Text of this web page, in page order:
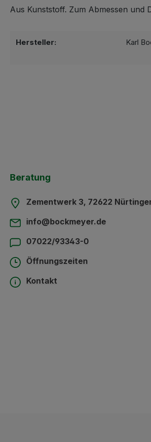
Aus Kunststoff. Zum Abmessen und
Hersteller:
Karl
Beratung
Zementwerk 3, 72622
info@bockmeyer.de
07022/93343-0
Öffnungszeiten
Kontakt